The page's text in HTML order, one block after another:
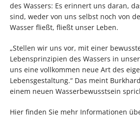
des Wassers: Es erinnert uns daran,
sind, weder von uns selbst noch von
Wasser fließt, fließt unser Leben.
„Stellen wir uns vor, mit einer
Lebensprinzipien des Wassers in
uns eine vollkommen neue Art des
Lebensgestaltung.“ Das meint
einem neuen Wasserbewusstsein
Hier finden Sie mehr Informationen